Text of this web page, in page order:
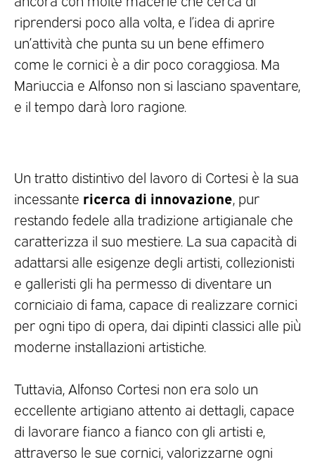
riprendersi poco alla volta, e l’idea di aprire
un’attività che punta su un bene effimero
come le cornici è a dir poco coraggiosa. Ma
Mariuccia e Alfonso non si lasciano spaventare,
e il tempo darà loro ragione.
Un tratto distintivo del lavoro di Cortesi è la sua
incessante ricerca di innovazione , pur
restando fedele alla tradizione artigianale che
caratterizza il suo mestiere. La sua capacità di
adattarsi alle esigenze degli artisti, collezionisti
e galleristi gli ha permesso di diventare un
corniciaio di fama, capace di realizzare cornici
per ogni tipo di opera, dai dipinti classici alle più
moderne installazioni artistiche.
Tuttavia, Alfonso Cortesi non era solo un
eccellente artigiano attento ai dettagli, capace
di lavorare fianco a fianco con gli artisti e,
attraverso le sue cornici, valorizzarne ogni